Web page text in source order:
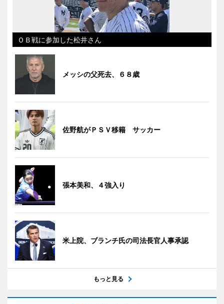
ＯＢ戦に参加した松井さん
メッシの父死去、６８歳
佐野航がＰＳＶ移籍 サッカー
張本美和、４強入り
米上院、ブランチ氏の司法長官人事承認
もっと見る